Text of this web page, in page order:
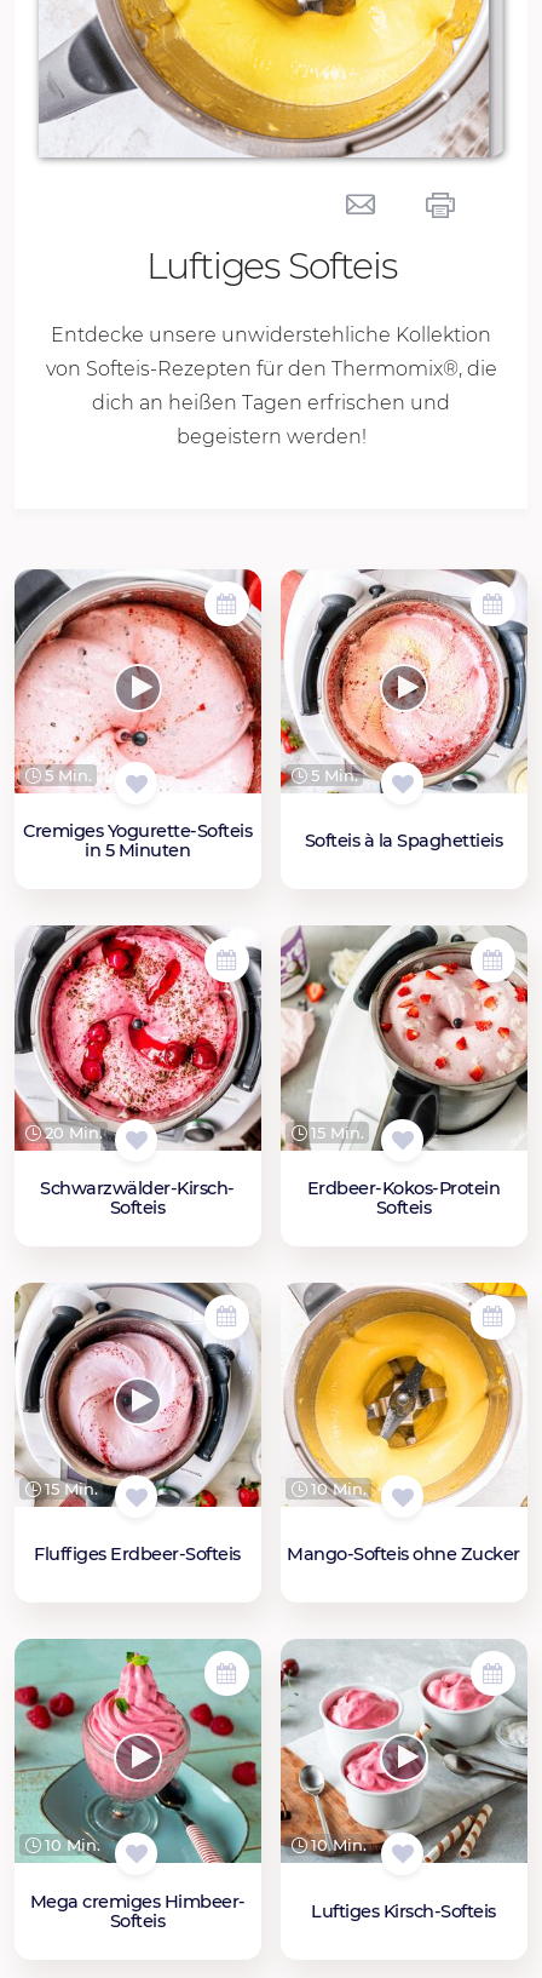
Luftiges Softeis
Entdecke unsere unwiderstehliche Kollektion
von Softeis-Rezepten für den Thermomix®, die
dich an heißen Tagen erfrischen und
begeistern werden!
5 Min.
Cremiges Yogurette-Softeis
in 5 Minuten
5 Min.
Softeis à la Spaghettieis
20 Min.
Schwarzwälder-Kirsch-
Softeis
15 Min.
Erdbeer-Kokos-Protein
Softeis
15 Min.
Fluffiges Erdbeer-Softeis
10 Min.
Mango-Softeis ohne Zucker
10 Min.
Mega cremiges Himbeer-
Softeis
10 Min.
Luftiges Kirsch-Softeis